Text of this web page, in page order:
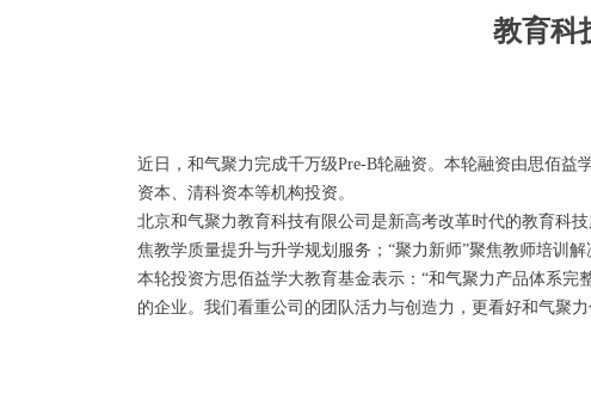
教育科
近日，和气聚力完成千万级Pre-B轮融资。本轮融资由思佰
资本、清科资本等机构投资。
北京和气聚力教育科技有限公司是新高考改革时代的教育科
焦教学质量提升与升学规划服务；“聚力新师”聚焦教师培训解
本轮投资方思佰益学大教育基金表示：“和气聚力产品体系
的企业。我们看重公司的团队活力与创造力，更看好和气聚